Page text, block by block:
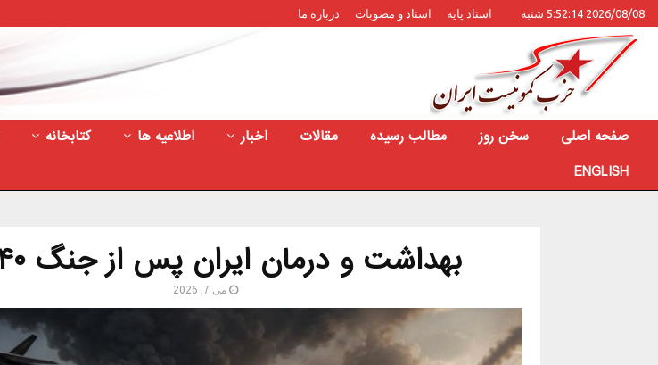
2026/08/08 5:52:14 شنبه اسناد پایه اسناد و مصوبات درباره ما
صفحه اصلی سخن روز مطالب رسیده مقالات اخبار اطلاعیه ها کتابخانه
ENGLISH
بهداشت و درمان ایران پس از جنگ ۴۰ روزه
می 7, 2026